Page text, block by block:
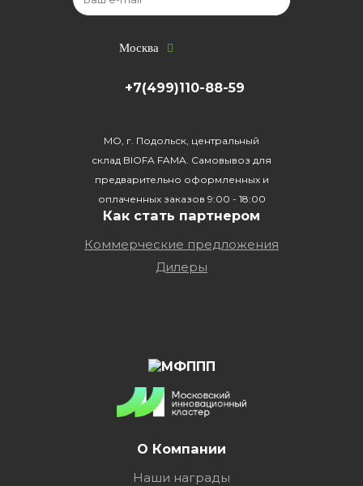
Москва
+7(499)110-88-59
МО, г. Подольск, центральный
склад BIOFA FAMA. Самовывоз для
предварительно оформленных и
оплаченных заказов 9:00 - 18:00
Как стать партнером
Коммерческие предложения
Дилеры
О Компании
Наши награды